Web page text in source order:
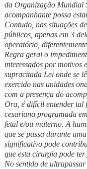
da Organização Mundial
acompanhante possa
Contudo, nas situações
públicos, apenas em 3
operatório,
Regra geral o
interessados por motivos
supracitada Lei onde se
exercido nas unidades
com a presença do
Ora, é difícil entender tal
cesariana programada
fetal e/ou materno. A
que se passa durante
significativo pode
que esta cirurgia pode
No sentido de